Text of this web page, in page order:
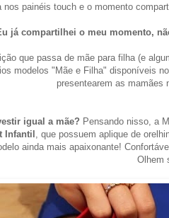
nos painéis touch e o momento
já compartilhei o meu momento, nã
que passa de mãe para filha (e
modelos "Mãe e Filha" disponíveis
presentearem as mamães
igual a mãe? Pensando nisso, a
Infantil , que possuem aplique de
ainda mais apaixonante!
Olhem